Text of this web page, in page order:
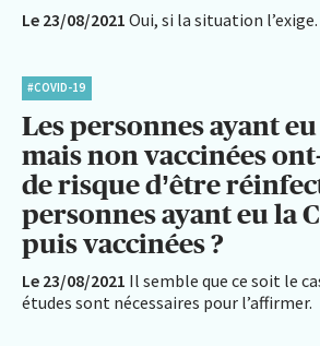
Le 23/08/2021 Oui, si la situation l’exige.
#COVID-19
Les personnes ayant
mais non vaccinées
de risque d’être
personnes ayant eu la
puis vaccinées ?
Le 23/08/2021 Il semble que ce soit le
études sont nécessaires pour l’affirmer.